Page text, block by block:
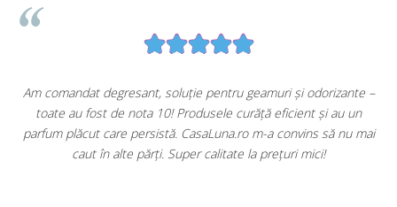
Am comandat degresant, soluție pentru geamuri și odorizante –
toate au fost de nota 10! Produsele curăță eficient și au un
parfum plăcut care persistă. CasaLuna.ro m-a convins să nu mai
caut în alte părți. Super calitate la prețuri mici!